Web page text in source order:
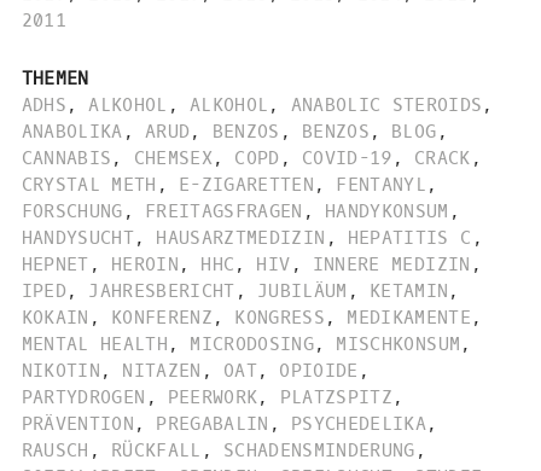
2011
THEMEN
ADHS , ALKOHOL , ALKOHOL , ANABOLIC STEROIDS ,
ANABOLIKA , ARUD , BENZOS , BENZOS , BLOG ,
CANNABIS , CHEMSEX , COPD , COVID-19 , CRACK ,
CRYSTAL METH , E-ZIGARETTEN , FENTANYL ,
FORSCHUNG , FREITAGSFRAGEN , HANDYKONSUM ,
HANDYSUCHT, HAUSARZTMEDIZIN , HEPATITIS C ,
HEPNET , HEROIN , HHC , HIV , INNERE MEDIZIN ,
IPED , JAHRESBERICHT , JUBILÄUM , KETAMIN ,
KOKAIN , KONFERENZ , KONGRESS , MEDIKAMENTE ,
MENTAL HEALTH , MICRODOSING, MISCHKONSUM ,
NIKOTIN , NITAZEN , OAT, OPIOIDE ,
PARTYDROGEN , PEERWORK, PLATZSPITZ ,
PRÄVENTION , PREGABALIN , PSYCHEDELIKA,
RAUSCH , RÜCKFALL , SCHADENSMINDERUNG ,